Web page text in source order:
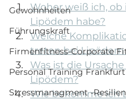
Gewohnheiten
Führungskraft
Firmenfitness-Corporate
Personal Training Frankfurt
Stressmanagment -
Woher weiß ich, ob
Lipödem habe?
Welche
treten bei Lipödem
Was ist die
Lipödem?
Wie bekomme ich